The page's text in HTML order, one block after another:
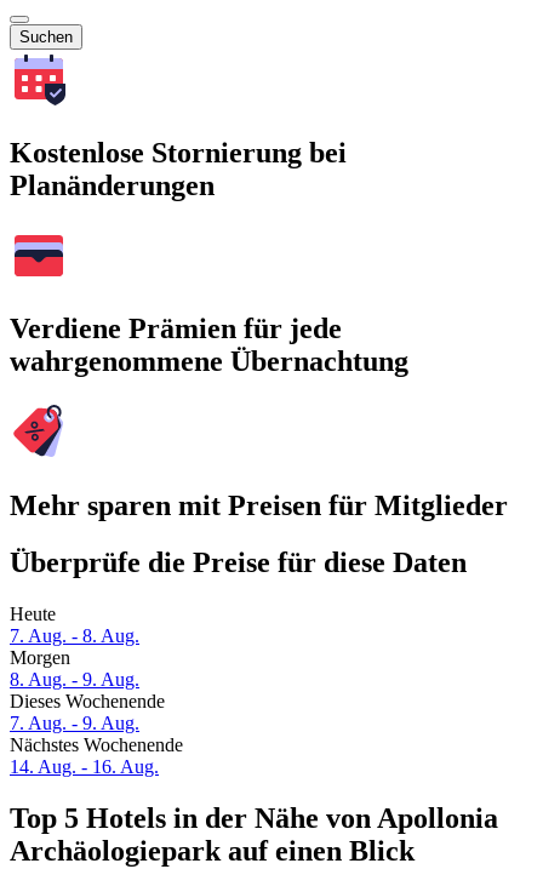
Suchen
Kostenlose Stornierung bei
Planänderungen
Verdiene Prämien für jede
wahrgenommene Übernachtung
Mehr sparen mit Preisen für Mitglieder
Überprüfe die Preise für diese Daten
Heute
7. Aug. - 8. Aug.
Morgen
8. Aug. - 9. Aug.
Dieses Wochenende
7. Aug. - 9. Aug.
Nächstes Wochenende
14. Aug. - 16. Aug.
Top 5 Hotels in der Nähe von Apollonia
Archäologiepark auf einen Blick